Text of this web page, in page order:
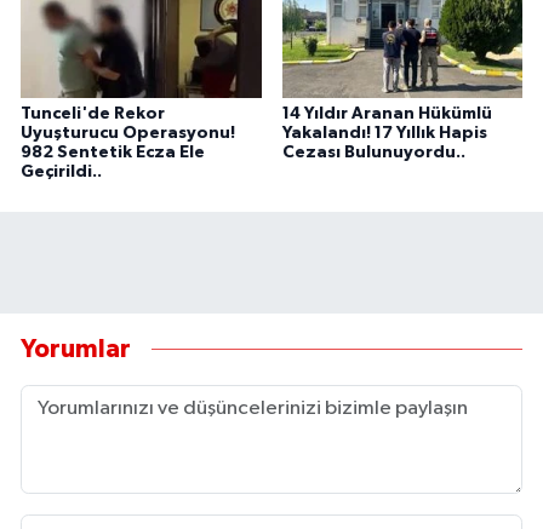
Tunceli'de Rekor
Uyuşturucu Operasyonu!
982 Sentetik Ecza Ele
Geçirildi..
14 Yıldır Aranan Hükümlü
Yakalandı! 17 Yıllık Hapis
Cezası Bulunuyordu..
Yorumlar